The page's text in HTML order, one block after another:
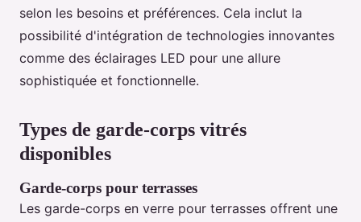
selon les besoins et préférences. Cela inclut la
possibilité d'intégration de technologies innovantes
comme des éclairages LED pour une allure
sophistiquée et fonctionnelle.
Types de garde-corps vitrés
disponibles
Garde-corps pour terrasses
Les garde-corps en verre pour terrasses offrent une